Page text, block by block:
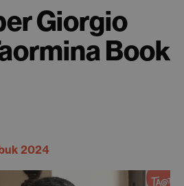
Giorgio
Book
2024